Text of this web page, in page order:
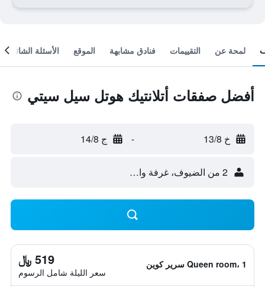
لمحة عن التقييمات فنادق مشابهة الموقع الأسئلة الشائعة
أفضل صفقات أتلانتيك هوتل سيل سيتي
خ 13/8 - ج 14/8
2 من الضيوف، غرفة واحدة
Queen room، 1 سرير كوين 519 ﷼
سعر الليلة شامل الرسوم